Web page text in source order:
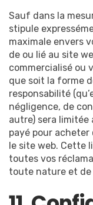
Sauf dans la
stipule
maximale envers
de ou lié au site
commercialisé ou
que soit la forme
responsabilité
négligence, de
autre) sera limitée
payé pour
le site web. Cette
toutes vos
toute nature et